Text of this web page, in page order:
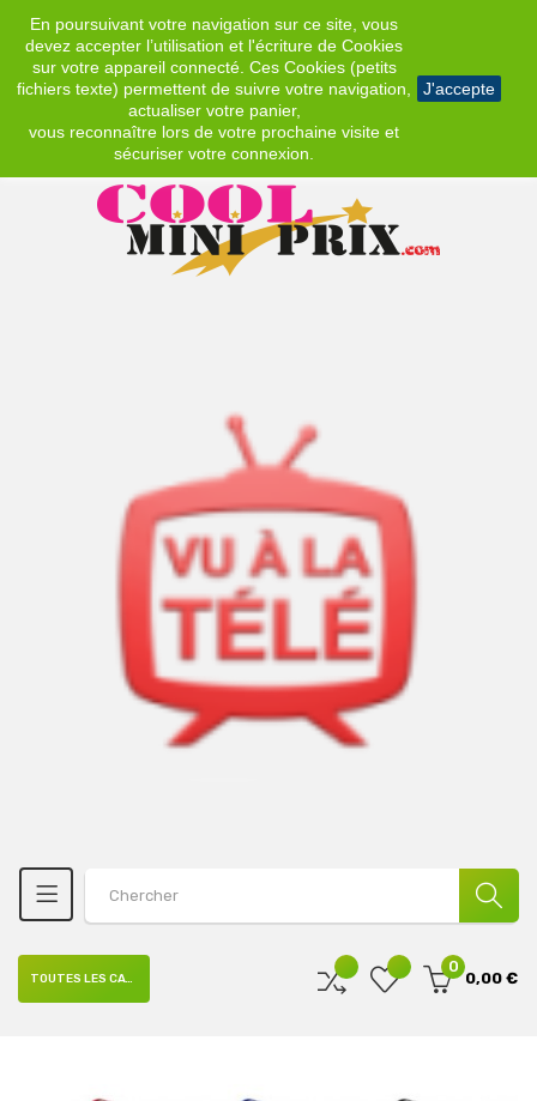
En poursuivant votre navigation sur ce site, vous
devez accepter l’utilisation et l'écriture de Cookies
sur votre appareil connecté. Ces Cookies (petits
fichiers texte) permettent de suivre votre navigation,
actualiser votre panier,
vous reconnaître lors de votre prochaine visite et
sécuriser votre connexion.
J'accepte
EUR
0
0,00 €
TOUTES LES CATÉGORIES